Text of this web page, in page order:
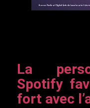
La
Spotify
fort avec